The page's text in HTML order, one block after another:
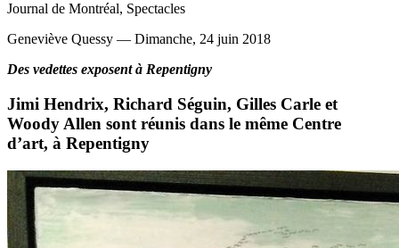
Journal de Montréal, Spectacles
Geneviève Quessy — Dimanche, 24 juin 2018
Des vedettes exposent à Repentigny
Jimi Hendrix, Richard Séguin, Gilles Carle et
Woody Allen sont réunis dans le même Centre
d’art, à Repentigny